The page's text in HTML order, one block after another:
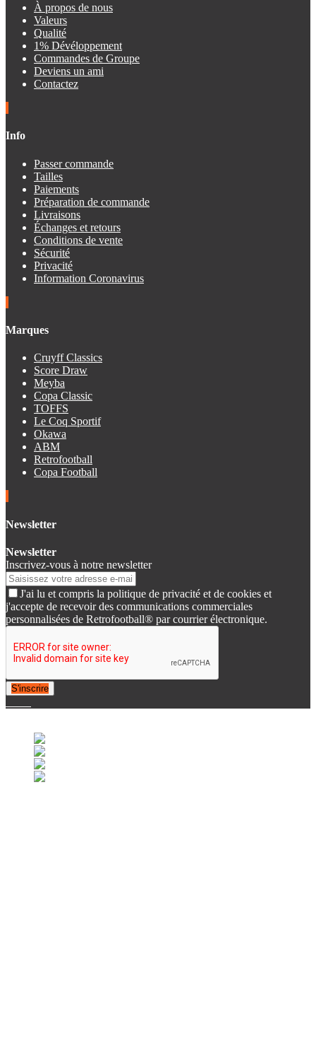
À propos de nous
Valeurs
Qualité
1% Dévéloppement
Commandes de Groupe
Deviens un ami
Contactez
Info
Passer commande
Tailles
Paiements
Préparation de commande
Livraisons
Échanges et retours
Conditions de vente
Sécurité
Privacité
Information Coronavirus
Marques
Cruyff Classics
Score Draw
Meyba
Copa Classic
TOFFS
Le Coq Sportif
Okawa
ABM
Retrofootball
Copa Football
Newsletter
Newsletter
Inscrivez-vous à notre newsletter
J'ai lu et compris la politique de privacité et de cookies et
j'accepte de recevoir des communications commerciales
personnalisées de Retrofootball® par courrier électronique.
S'inscrire